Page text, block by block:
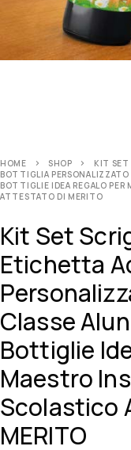
HOME SHOP
KIT SET
BOTTIGLIA
BOTTIGLIE IDEA REGALO
ATTESTATO DI MERITO
Kit Set
Etichetta
Classe
Bottiglie
Maestro
Scolastico
MERITO